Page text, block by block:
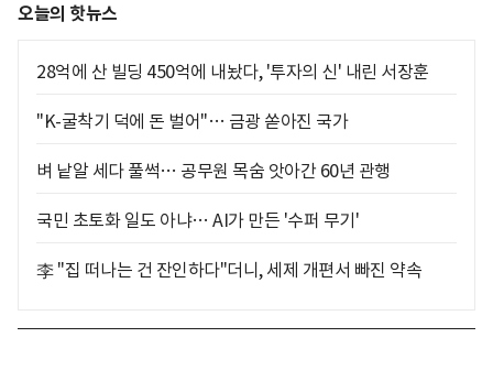
오늘의 핫뉴스
28억에 산 빌딩 450억에 내놨다, '투자의 신' 내린 서장훈
"K-굴착기 덕에 돈 벌어"… 금광 쏟아진 국가
벼 낱알 세다 풀썩… 공무원 목숨 앗아간 60년 관행
국민 초토화 일도 아냐… AI가 만든 '수퍼 무기'
李 "집 떠나는 건 잔인하다"더니, 세제 개편서 빠진 약속